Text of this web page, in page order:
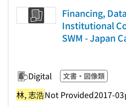
Financing,
Institutional
SWM - Japan
Digital 文書・図像類
林, 志浩Not Provided2017-03